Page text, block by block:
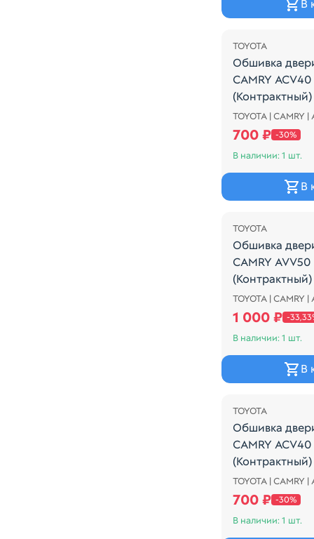
В
Распродажа
TOYOTA
Обшивка
CAMRY
Обшивка
TOYOTA | CAMRY |
700 ₽ -30%
В наличии: 1 шт.
В
Распродажа
TOYOTA
Обшивка
CAMRY
Обшивка
TOYOTA | CAMRY |
1 000 ₽ -
В наличии: 1 шт.
В
Распродажа
TOYOTA
Обшивка
CAMRY
(Контрактный)
Обшивка
TOYOTA | CAMRY |
700 ₽ -30%
В наличии: 1 шт.